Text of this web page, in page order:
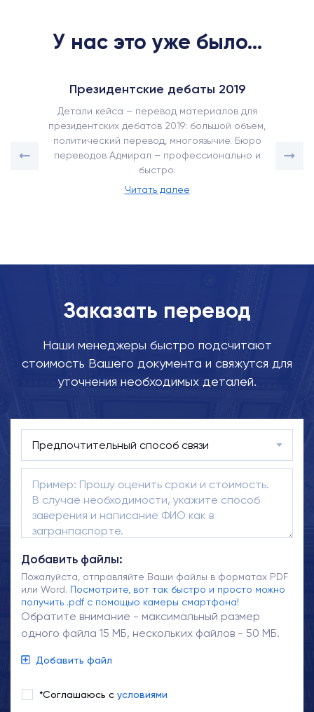
У нас это уже было...
Президентские дебаты 2019
Детали кейса – перевод материалов для
президентских дебатов 2019: большой объем,
политический перевод, многоязычие. Бюро
переводов Адмирал – профессионально и
быстро.
Читать далее
Заказать перевод
Наши менеджеры быстро подсчитают
стоимость Вашего документа и свяжутся для
уточнения необходимых деталей.
Добавить файлы:
Пожалуйста, отправляйте Ваши файлы в форматах PDF
или Word. Посмотрите, вот так быстро и просто можно
получить .pdf с помощью камеры смартфона!
Обратите внимание - максимальный размер
одного файла 15 МБ, нескольких файлов - 50 МБ.
Добавить файл
*Соглашаюсь с условиями